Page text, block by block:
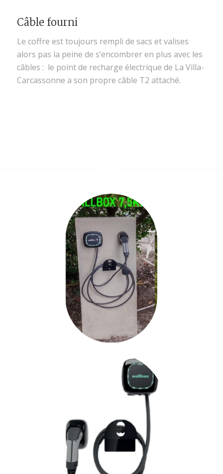
Câble fourni
Le coffre est toujours rempli de sacs et valises
alors pas la peine de s’encombrer en plus avec les
câbles : le point de recharge électrique de La Villa-
Carcassonne a son propre câble T2 attaché.